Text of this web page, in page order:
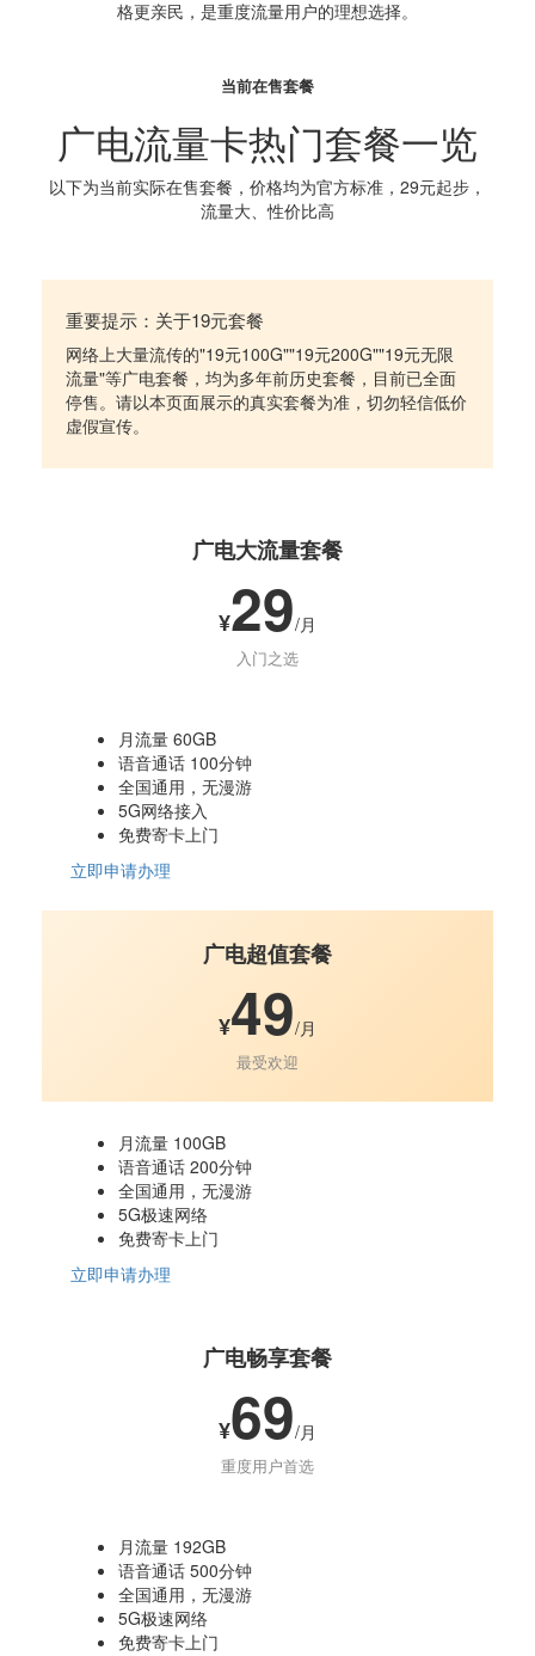
格更亲民，是重度流量用户的理想选择。
当前在售套餐
广电流量卡热门套餐一览
以下为当前实际在售套餐，价格均为官方标准，29元起步，
流量大、性价比高
重要提示：关于19元套餐
网络上大量流传的"19元100G""19元200G""19元无限
流量"等广电套餐，均为多年前历史套餐，目前已全面
停售。请以本页面展示的真实套餐为准，切勿轻信低价
虚假宣传。
广电大流量套餐
¥29/月
入门之选
月流量 60GB
语音通话 100分钟
全国通用，无漫游
5G网络接入
免费寄卡上门
立即申请办理
广电超值套餐
¥49/月
最受欢迎
月流量 100GB
语音通话 200分钟
全国通用，无漫游
5G极速网络
免费寄卡上门
立即申请办理
广电畅享套餐
¥69/月
重度用户首选
月流量 192GB
语音通话 500分钟
全国通用，无漫游
5G极速网络
免费寄卡上门